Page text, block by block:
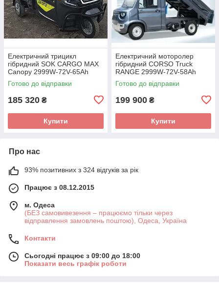
Електричний трицикл
гібридний SOK CARGO MAX
Canopy 2999W-72V-65Ah
GraFen шини 12"/12"
Готово до відправки
185 320 ₴
Купити
Електричний моторолер
гібридний CORSO Truck
RANGE 2999W-72V-58Ah
GraFen шини 12"/12"
Готово до відправки
199 900 ₴
Купити
Про нас
93% позитивних з 324 відгуків за рік
Працює з 08.12.2015
м. Одеса
(БЕЗ самовивезення – працюємо тільки через
відправлення замовлень поштою), Одеса, Україна
Контакти
Сьогодні працює з 09:00 до 18:00
Показати весь графік роботи